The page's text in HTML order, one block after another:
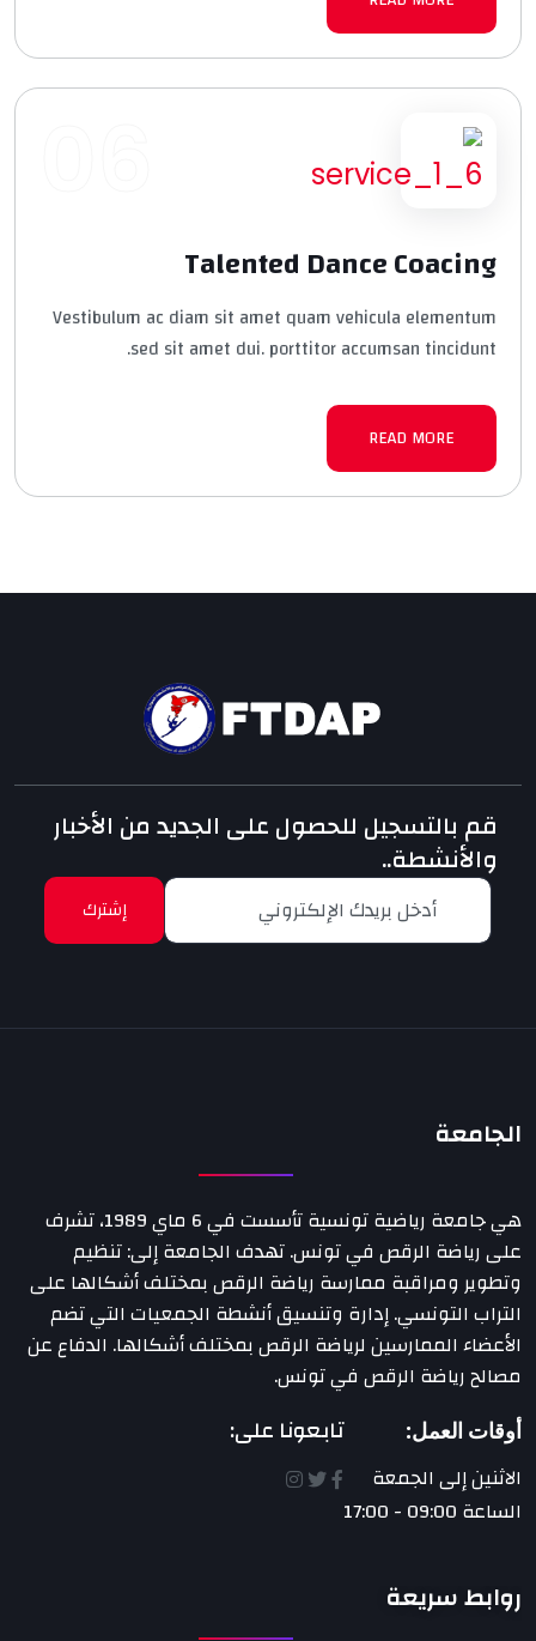
Talented Dance Coacing
Vestibulum ac diam sit amet quam vehicula elementum
sed sit amet dui. porttitor accumsan tincidunt.
READ MORE
قم بالتسجيل للحصول على الجديد من الأخبار
والأنشطة..
إشترك
الجامعة
هي جامعة رياضية تونسية تأسست في 6 ماي 1989، تشرف
على رياضة الرقص في تونس. تهدف الجامعة إلى: تنظيم
وتطوير ومراقبة ممارسة رياضة الرقص بمختلف أشكالها على
التراب التونسي. إدارة وتنسيق أنشطة الجمعيات التي تضم
الأعضاء الممارسين لرياضة الرقص بمختلف أشكالها. الدفاع عن
مصالح رياضة الرقص في تونس.
أوقات العمل:
الاثنين إلى الجمعة
الساعة 09:00 - 17:00
تابعونا على:
روابط سريعة